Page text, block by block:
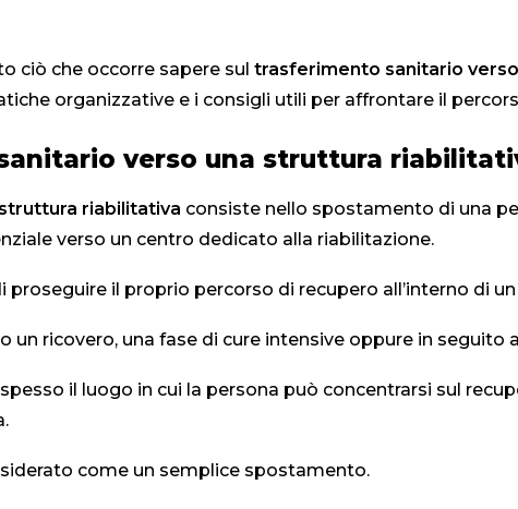
ciò che occorre sapere sul trasferimento sanitario
organizzative e i consigli utili per affrontare il
verso una struttura
riabilitativa consiste nello spostamento di una
verso un centro dedicato alla riabilitazione.
proseguire il proprio percorso di recupero all’interno di
un ricovero, una fase di cure intensive oppure in seguito
il luogo in cui la persona può concentrarsi sul
come un semplice spostamento.